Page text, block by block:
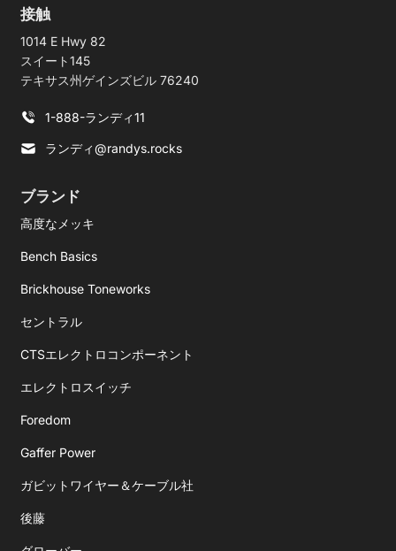
接触
1014 E Hwy 82
スイート145
テキサス州ゲインズビル 76240
1-888-ランディ11
ランディ@randys.rocks
ブランド
高度なメッキ
Bench Basics
Brickhouse Toneworks
セントラル
CTSエレクトロコンポーネント
エレクトロスイッチ
Foredom
Gaffer Power
ガビットワイヤー＆ケーブル社
後藤